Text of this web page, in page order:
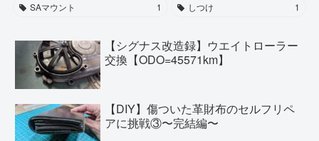
SAマウント
1 しつけ 1
【シグナス改造録】ウエイトローラー
交換【ODO=45571km】
【DIY】傷ついた革財布のセルフリペ
アに挑戦③〜完結編〜